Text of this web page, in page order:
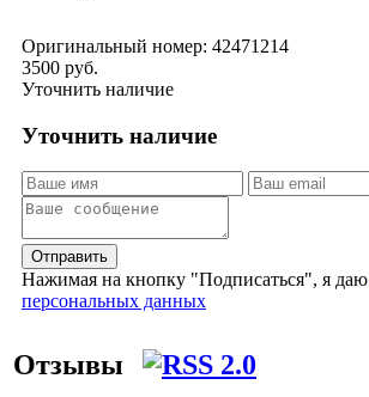
Оригинальный номер: 42471214
3500 руб.
Уточнить наличие
Уточнить наличие
Отправить
Нажимая на кнопку "Подписаться", я даю
персональных данных
Отзывы